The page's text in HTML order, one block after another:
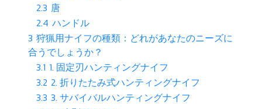
2.3 唐
2.4 ハンドル
3 狩猟用ナイフの種類：どれがあなたのニーズに
合うでしょうか？
3.1 1. 固定刃ハンティングナイフ
3.2 2. 折りたたみ式ハンティングナイフ
3.3 3. サバイバルハンティングナイフ